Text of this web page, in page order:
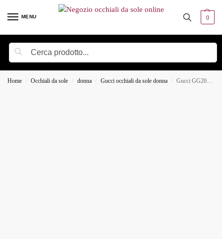
MENU 0
Home / Occhiali da sole / donna / Gucci occhiali da sole donna / Gucci GG2031S Occhiali da sole